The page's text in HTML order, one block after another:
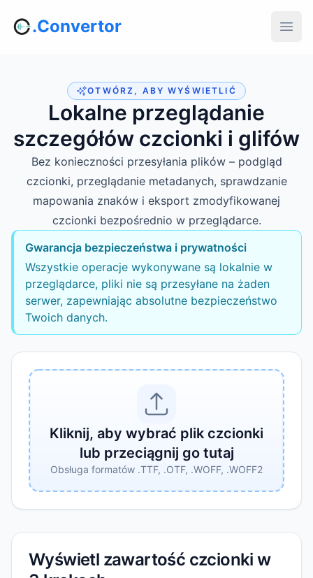
.Convertor
OTWÓRZ, ABY WYŚWIETLIĆ
Lokalne przeglądanie
szczegółów czcionki i glifów
Bez konieczności przesyłania plików – podgląd
czcionki, przeglądanie metadanych, sprawdzanie
mapowania znaków i eksport zmodyfikowanej
czcionki bezpośrednio w przeglądarce.
Gwarancja bezpieczeństwa i prywatności
Wszystkie operacje wykonywane są lokalnie w
przeglądarce, pliki nie są przesyłane na żaden
serwer, zapewniając absolutne bezpieczeństwo
Twoich danych.
Kliknij, aby wybrać plik czcionki
lub przeciągnij go tutaj
Obsługa formatów .TTF, .OTF, .WOFF, .WOFF2
Wyświetl zawartość czcionki w